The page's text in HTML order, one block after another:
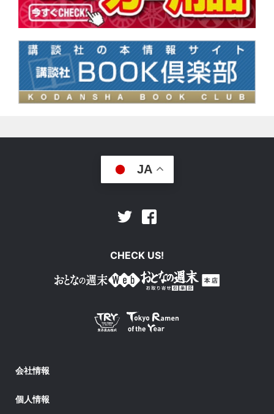
JA
Twitter
CHECK US!
会社情報
個人情報